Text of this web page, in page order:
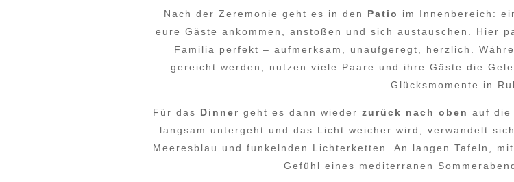
Nach der Zeremonie geht es in den Patio
im Innenbereich:
eure Gäste ankommen, anstoßen und sich austauschen. Hier
Familia perfekt – aufmerksam, unaufgeregt, herzlich.
gereicht werden, nutzen viele Paare und ihre Gäste die
Glücksmomente in
Für das Dinner geht es dann wieder zurück nach oben auf die
langsam untergeht und das Licht weicher wird, verwandelt
Meeresblau und funkelnden Lichterketten. An langen Tafeln,
Gefühl eines mediterranen